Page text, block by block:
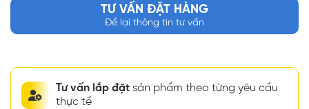
TƯ VẤN ĐẶT HÀNG
Để lại thông tin tư vấn
Tư vấn lắp đặt sản phẩm theo từng yêu cầu
thực tế